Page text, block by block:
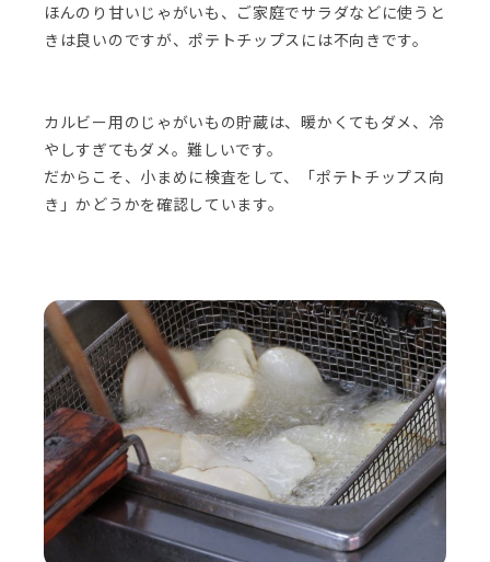
ほんのり甘いじゃがいも、ご家庭でサラダなどに使うと
きは良いのですが、ポテトチップスには不向きです。
カルビー用のじゃがいもの貯蔵は、暖かくてもダメ、冷
やしすぎてもダメ。難しいです。
だからこそ、小まめに検査をして、「ポテトチップス向
き」かどうかを確認しています。